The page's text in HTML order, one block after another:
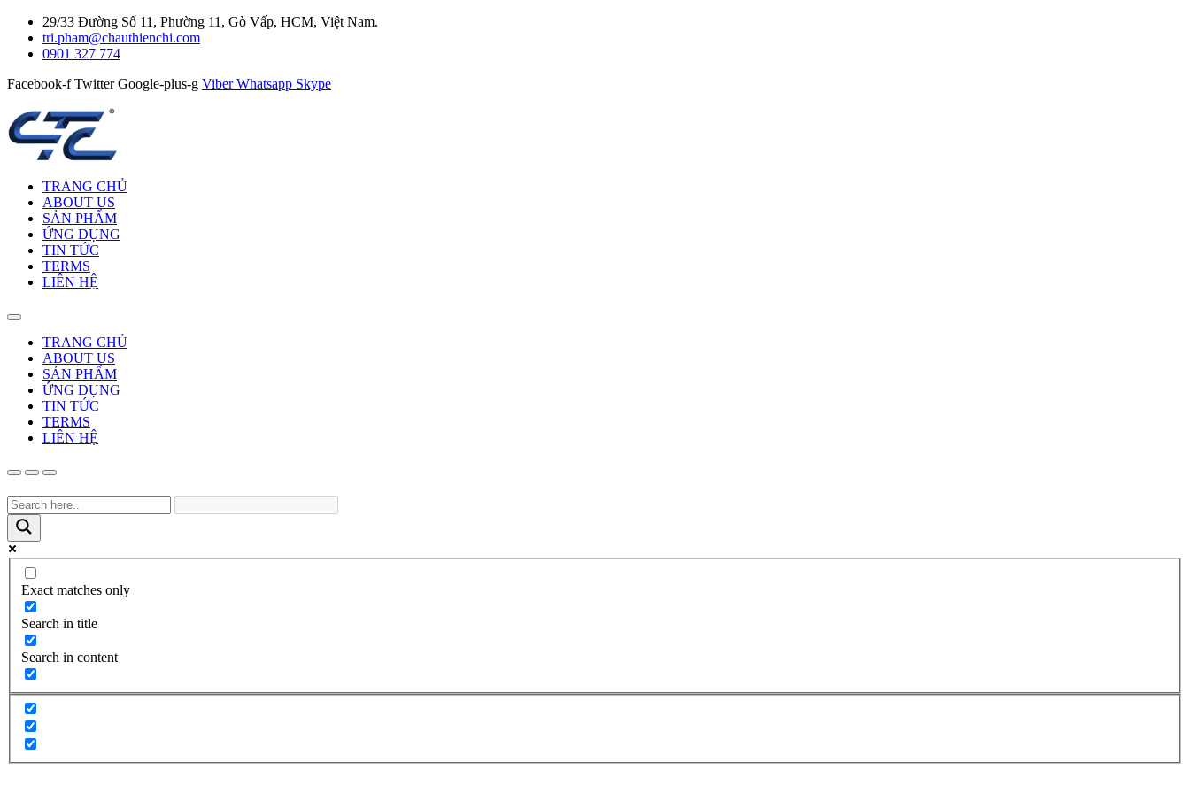
29/33 Đường Số 11, Phường 11, Gò Vấp, HCM, Việt Nam.
tri.pham@chauthienchi.com
0901 327 774
Facebook-f Twitter Google-plus-g Viber Whatsapp Skype
TRANG CHỦ
ABOUT US
SẢN PHẨM
ỨNG DỤNG
TIN TỨC
TERMS
LIÊN HỆ
TRANG CHỦ
ABOUT US
SẢN PHẨM
ỨNG DỤNG
TIN TỨC
TERMS
LIÊN HỆ
Exact matches only
Search in title
Search in content